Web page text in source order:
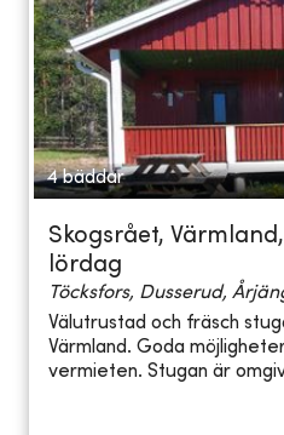
4 bäddar
Skogsrået,
lördag
Töcksfors, Dusserud,
Välutrustad och fräsch
Värmland. Goda
vermieten. Stugan är